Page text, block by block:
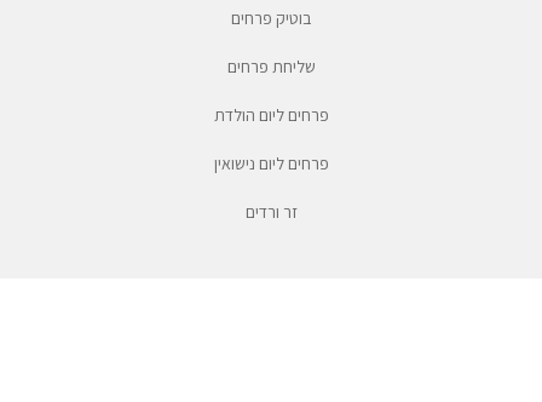
בוטיק פרחים
שליחת פרחים
פרחים ליום הולדת
פרחים ליום נישואין
זר ורדים